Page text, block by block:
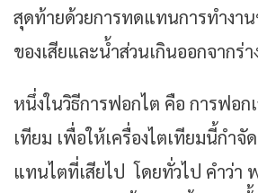
สุดท้ายด้วยการทดแทนการทำงาน
ของเสียและน้ำส่วนเกินออกจากร่า
หนึ่งในวิธีการฟอกไต คือ การฟอก
เทียม เพื่อให้เครื่องไตเทียมนี้กำจั
แทนไตที่เสียไป โดยทั่วไป คำว่า